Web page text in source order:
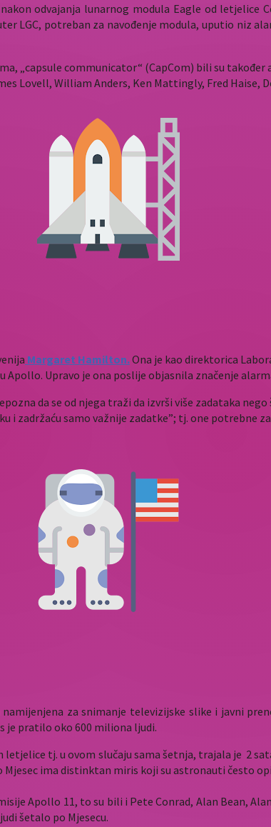
odvajanja lunarnog modula Eagle od letjelice
LGC, potreban za navođenje modula, uputio niz
„capsule communicator“ (CapCom) bili su
Lovell, William Anders, Ken Mattingly, Fred Haise,
Margaret Hamilton.Ona je kao direktorica
Upravo je ona poslije objasnila značenje
da se od njega traži da izvrši više zadataka
i zadržaću samo važnije zadatke”; tj. one
za snimanje televizijske slike i javni
je pratilo oko 600 miliona ljudi.
letjelice tj. u ovom slučaju sama šetnja, trajala je 2
ima distinktan miris koji su astronauti često
Apollo 11, to su bili i Pete Conrad, Alan Bean,
šetalo po Mjesecu.